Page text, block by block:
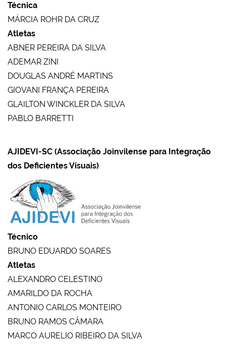
Técnica
MÁRCIA ROHR DA CRUZ
Atletas
ABNER PEREIRA DA SILVA
ADEMAR ZINI
DOUGLAS ANDRÉ MARTINS
GIOVANI FRANÇA PEREIRA
GLAILTON WINCKLER DA SILVA
PABLO BARRETTI
AJIDEVI-SC (Associação Joinvilense para Integração
dos Deficientes Visuais)
Técnico
BRUNO EDUARDO SOARES
Atletas
ALEXANDRO CELESTINO
AMARILDO DA ROCHA
ANTONIO CARLOS MONTEIRO
BRUNO RAMOS CÂMARA
MARCO AURELIO RIBEIRO DA SILVA